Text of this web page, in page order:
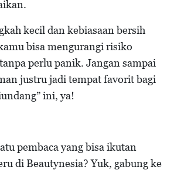
kecil dan kebiasaan bersih
bisa mengurangi risiko
perlu panik. Jangan sampai
justru jadi tempat favorit bagi
ini, ya!
pembaca yang bisa ikutan
di Beautynesia? Yuk, gabung ke